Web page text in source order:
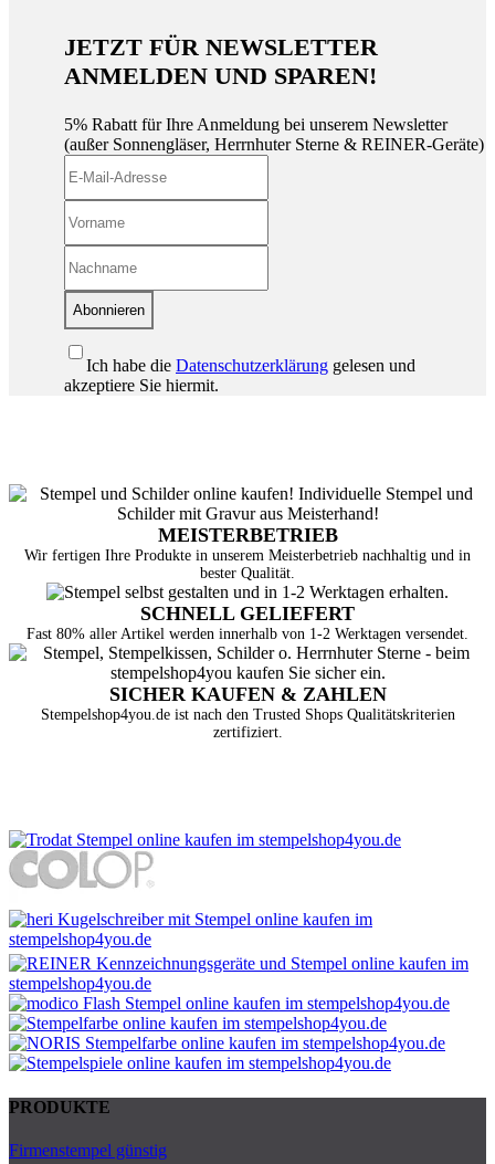
JETZT FÜR NEWSLETTER
ANMELDEN UND SPAREN!
5% Rabatt für Ihre Anmeldung bei unserem Newsletter
(außer Sonnengläser, Herrnhuter Sterne & REINER-Geräte)
Abonnieren
Ich habe die Datenschutzerklärung gelesen und
akzeptiere Sie hiermit.
MEISTERBETRIEB
Wir fertigen Ihre Produkte in unserem Meisterbetrieb nachhaltig und in
bester Qualität.
SCHNELL GELIEFERT
Fast 80% aller Artikel werden innerhalb von 1-2 Werktagen versendet.
SICHER KAUFEN & ZAHLEN
Stempelshop4you.de ist nach den Trusted Shops Qualitätskriterien
zertifiziert.
PRODUKTE
Firmenstempel günstig